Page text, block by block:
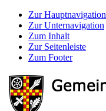
Zur Hauptnavigation
Zur Unternavigation
Zum Inhalt
Zur Seitenleiste
Zum Footer